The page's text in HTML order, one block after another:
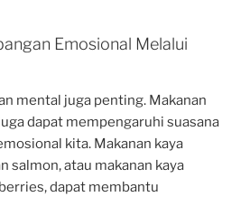
Emosional Melalui
mental juga penting. Makanan
dapat mempengaruhi suasana
kita. Makanan kaya
salmon, atau makanan kaya
dapat membantu